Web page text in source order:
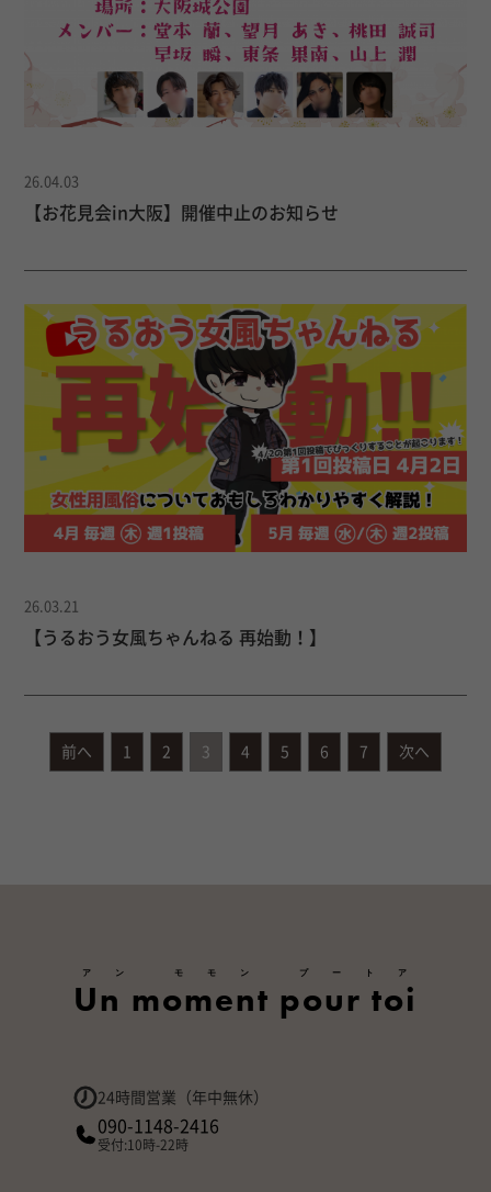
26.04.03
【お花見会in大阪】開催中止のお知らせ
26.03.21
【うるおう女風ちゃんねる 再始動！】
前へ 1 2 3 4 5 6 7 次へ
Un moment pour toi
アン モモン プートア
24時間営業（年中無休）
090-1148-2416
受付:10時-22時